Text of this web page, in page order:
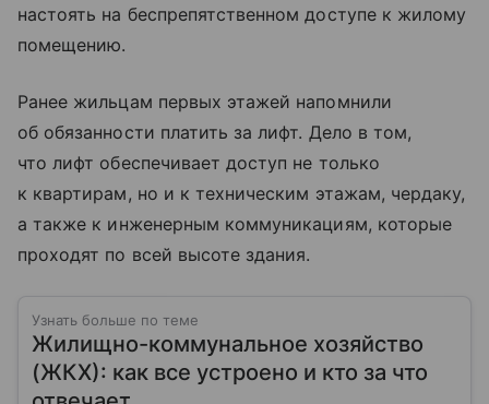
настоять на беспрепятственном доступе к жилому
помещению.
Ранее жильцам первых этажей напомнили
об обязанности платить за лифт. Дело в том,
что лифт обеспечивает доступ не только
к квартирам, но и к техническим этажам, чердаку,
а также к инженерным коммуникациям, которые
проходят по всей высоте здания.
Узнать больше по теме
Жилищно-коммунальное хозяйство
(ЖКХ): как все устроено и кто за что